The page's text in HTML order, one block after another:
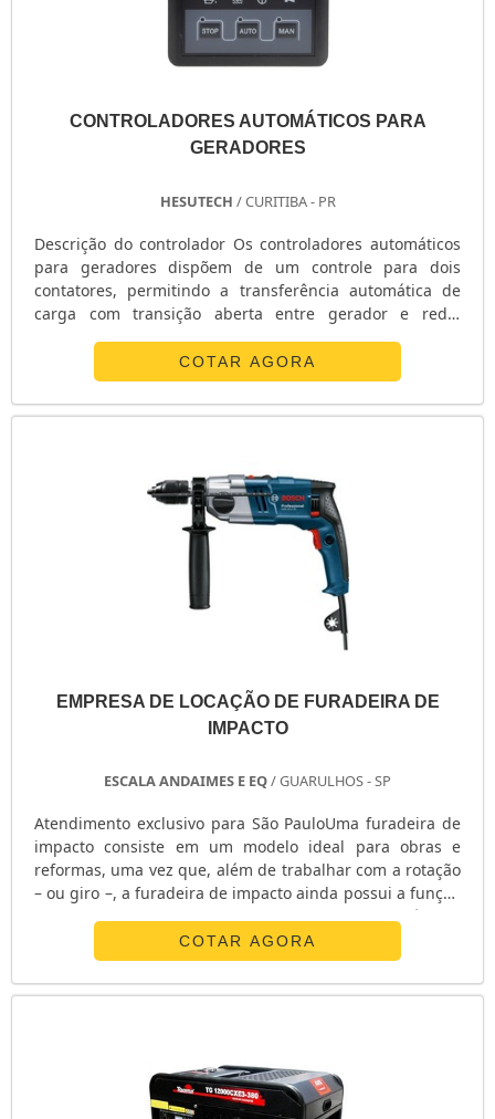
CONTROLADORES AUTOMÁTICOS PARA
GERADORES
HESUTECH / CURITIBA - PR
Descrição do controlador Os controladores automáticos
para geradores dispõem de um controle para dois
contatores, permitindo a transferência automática de
carga com transição aberta entre gerador e rede,
gerador em caso de falta da rede comercial ou se estiver
programado para partir em execução semanal. O
funcionamento dos controladores automáticos são feitos
COTAR AGORA
EMPRESA DE LOCAÇÃO DE FURADEIRA DE
IMPACTO
ESCALA ANDAIMES E EQ/ GUARULHOS - SP
Atendimento exclusivo para São PauloUma furadeira de
impacto consiste em um modelo ideal para obras e
reformas, uma vez que, além de trabalhar com a rotação
– ou giro –, a furadeira de impacto ainda possui a função
martelete. Esta funcionalidade vai muito mais além do
simples giro: ela aplica uma força extra maior do que os
demais modelos de furadeira disponíveis no mercado, e
esta força é responsável por ajudar na perfuração. Uma
COTAR AGORA